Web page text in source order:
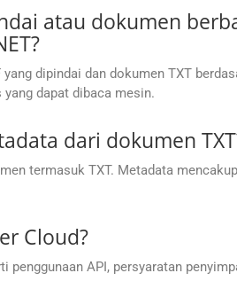
atau dokumen
dipindai dan dokumen TXT
dapat dibaca mesin.
dari dokumen
termasuk TXT. Metadata
Cloud?
API, persyaratan